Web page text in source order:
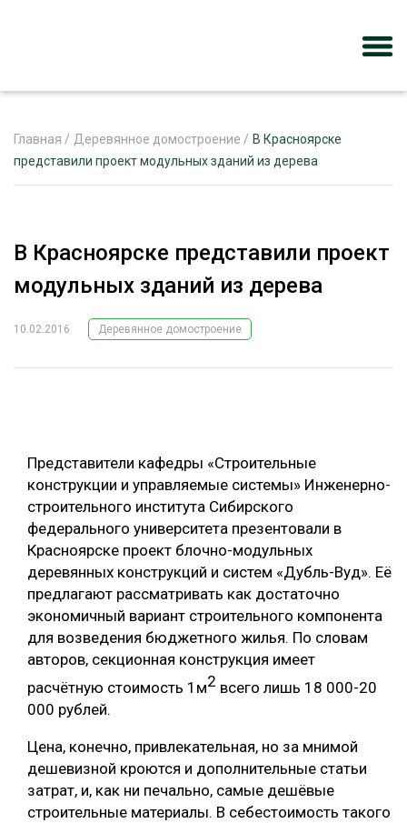
РЕКЛАМОДАТЕЛЯМ
ЛЕСНОЕ ХОЗЯЙСТВО
ЦИФРОВАЯ СРЕДА
БИОЭНЕРГЕТИКА
ЛЕСОВОССТАНОВЛЕНИЕ И ЗАЩИТА
ЛОГИСТИКА
ПРОИЗВОДСТВО ДРЕВЕСНЫХ ПЛИТ
КОМПЛЕКСНАЯ ПЕРЕРАБОТКА
ЛЕСОПИЛЕНИЕ
ДЕРЕВЯННОЕ ДОМОСТРОЕНИЕ
БЕЗОПАСНОЕ ПРОИЗВОДСТВО
СОРТИРОВКА ДРЕВЕСИНЫ
РУБРИКИ
ТЕМАТИЧЕСКИЕ ПРОЕКТЫ
ПОДБОРКИ СТАТЕЙ
Главная / Деревянное домостроение / В Красноярске
представили проект модульных зданий из дерева
В Красноярске представили проект
модульных зданий из дерева
10.02.2016 Деревянное домостроение
Представители кафедры «Строительные
конструкции и управляемые системы» Инженерно-
строительного института Сибирского
федерального университета презентовали в
Красноярске проект блочно-модульных
деревянных конструкций и систем «Дубль-Вуд». Её
предлагают рассматривать как достаточно
экономичный вариант строительного компонента
для возведения бюджетного жилья. По словам
авторов, секционная конструкция имеет
расчётную стоимость 1м2 всего лишь 18 000-20
000 рублей.
Цена, конечно, привлекательная, но за мнимой
дешевизной кроются и дополнительные статьи
затрат, и, как ни печально, самые дешёвые
строительные материалы. В себестоимость такого